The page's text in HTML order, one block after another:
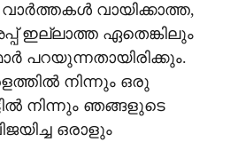
വായിക്കാത്ത,
ഇല്ലാത്ത ഏതെങ്കിലും
പറയുന്നതായിരിക്കും.
നിന്നും ഒരു
നിന്നും ഞങ്ങളുടെ
ഒരാളും